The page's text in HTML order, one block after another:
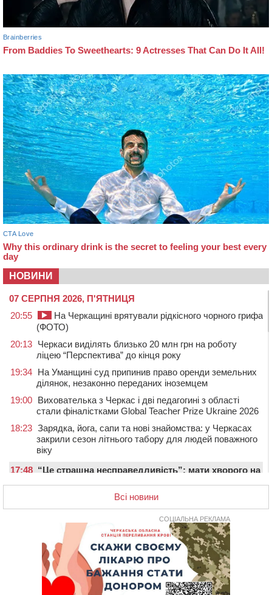
НОВИНИ
07 СЕРПНЯ 2026, П'ЯТНИЦЯ
20:55
На Черкащині врятували рідкісного чорного грифа
(ФОТО)
20:13 Черкаси виділять близько 20 млн грн на роботу
ліцею “Перспектива” до кінця року
19:34 На Уманщині суд припинив право оренди земельних
ділянок, незаконно переданих іноземцем
19:00 Вихователька з Черкас і дві педагогині з області
стали фіналістками Global Teacher Prize Ukraine 2026
18:23 Зарядка, йога, сапи та нові знайомства: у Черкасах
закрили сезон літнього табору для людей поважного
віку
17:48 “Це страшна несправедливість”: мати хворого на
ОВА виділити кошти на дороговартісні ліки
17:15 На Уманщині судитимуть колишню очільницю відділу
освіти через закупівлю електрики за завищеною
У Черкасах провели в останню путь двох
загиблих воїнів
До 1 вересня у Черкасах оновлюють дорожню
Всі новини
СОЦІАЛЬНА РЕКЛАМА